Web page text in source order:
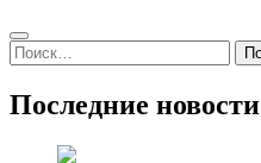
Найти:
Последние новости